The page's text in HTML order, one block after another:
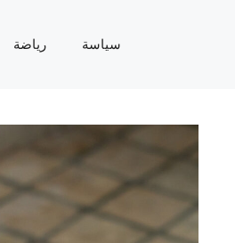
سياسة رياضة